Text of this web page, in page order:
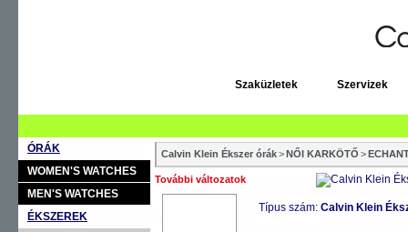
Szaküzletek Szervizek
ÓRÁK
WOMEN'S WATCHES
MEN'S WATCHES
ÉKSZEREK
Calvin Klein Ékszer órák>NŐI KARKÖTŐ >
További változatok
Típus szám: Calvin Klein